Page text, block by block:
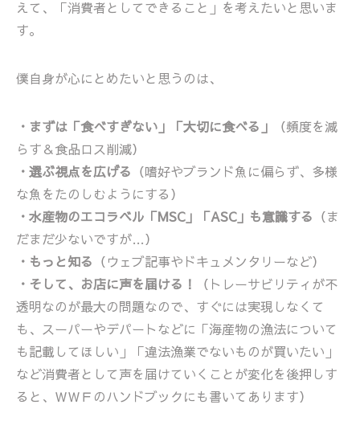
えて、「消費者としてできること」を考えたいと思いま
す。
僕自身が心にとめたいと思うのは、
・まずは「食べすぎない」「大切に食べる」
（頻度を減
らす＆食品ロス削減）
・選ぶ視点を広げる （嗜好やブランド魚に偏らず、多様
な魚をたのしむようにする）
・水産物のエコラベル「MSC」「ASC」も意識する （ま
だまだ少ないですが…）
・もっと知る （ウェブ記事やドキュメンタリーなど）
・そして、お店に声を届ける！
（トレーサビリティが不
透明なのが最大の問題なので、すぐには実現しなくて
も、スーパーやデパートなどに「海産物の漁法について
も記載してほしい」「違法漁業でないものが買いたい」
など消費者として声を届けていくことが変化を後押しす
ると、ＷＷＦのハンドブックにも書いてあります）